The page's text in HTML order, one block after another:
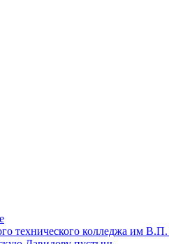
технического колледжа им